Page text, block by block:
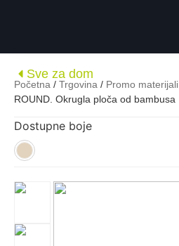
Sve za dom
Početna / Trgovina / Promo materijali
ROUND. Okrugla ploča od bambusa
Dostupne boje